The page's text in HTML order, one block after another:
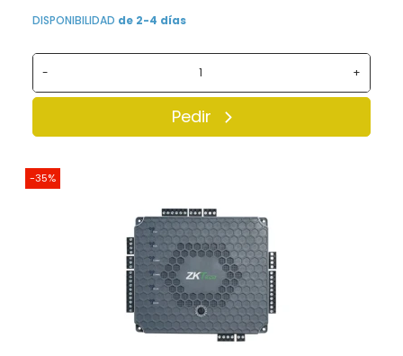
DISPONIBILIDAD de 2-4 días
- +
Pedir
-35%